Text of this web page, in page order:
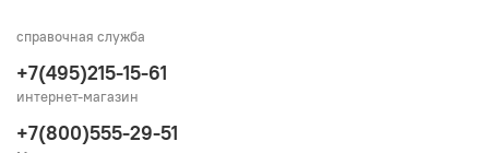
справочная служба
+7(495)215-15-61
интернет-магазин
+7(800)555-29-51